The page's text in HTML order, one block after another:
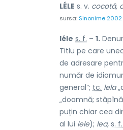
LÉLE s. v. cocotă,
sursa: Sinonime 2002
léle s. f. – 1.
Titlu pe care
de adresare
număr de
general”; tc. lela
„doamnă;
puțin chiar cea
al lui lele); lea, s. f.